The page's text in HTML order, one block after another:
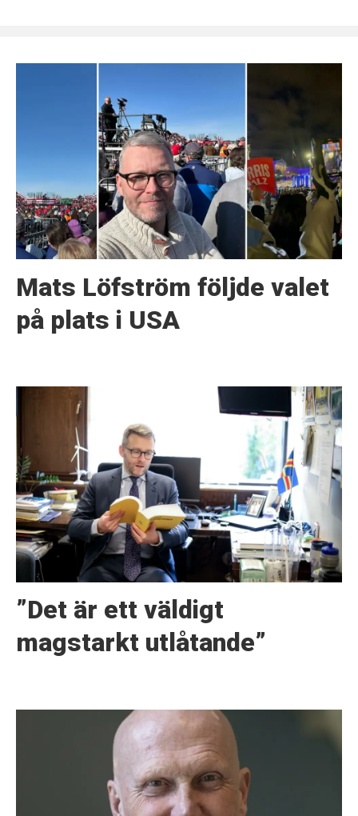
Mats Löfström följde valet
på plats i USA
”Det är ett väldigt
magstarkt utlåtande”